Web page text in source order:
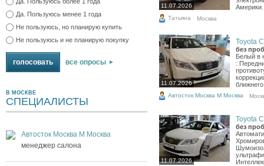
Да. Пользуюсь менее 1 года
Не пользуюсь, но планирую купить
Не пользуюсь и не планирую покупку
все опросы
В МОСКВЕ
СПЕЦИАЛИСТЫ
Автосток Москва М Москва
менеджер салона
11.07.2026
Татьяна Москва
11.07.2026
Toyota
без
Белый в
:
Автосток Москва М Москва
11.07.2026
Toyota
без